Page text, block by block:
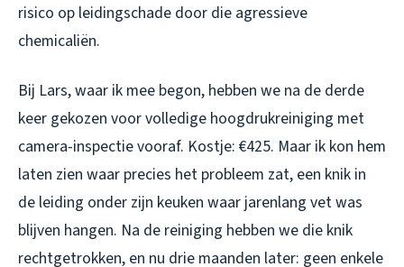
risico op leidingschade door die agressieve
chemicaliën.
Bij Lars, waar ik mee begon, hebben we na de derde
keer gekozen voor volledige hoogdrukreiniging met
camera-inspectie vooraf. Kostje: €425. Maar ik kon hem
laten zien waar precies het probleem zat, een knik in
de leiding onder zijn keuken waar jarenlang vet was
blijven hangen. Na de reiniging hebben we die knik
rechtgetrokken, en nu drie maanden later: geen enkele